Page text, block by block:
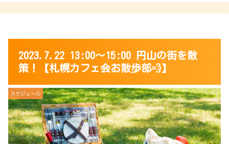
2023.7.22 13:00～15:00 円山の街を散
策！【札幌カフェ会お散歩部💨】
スケジュール